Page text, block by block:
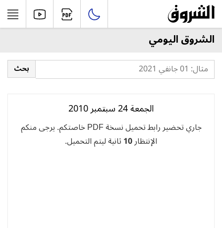
الشروق اليومي
الجمعة 24 سبتمبر 2010
جاري تحضير رابط تحميل نسخة PDF خاصتكم. يرجى منكم
الإنتظار10ثانية ليتم التحميل.